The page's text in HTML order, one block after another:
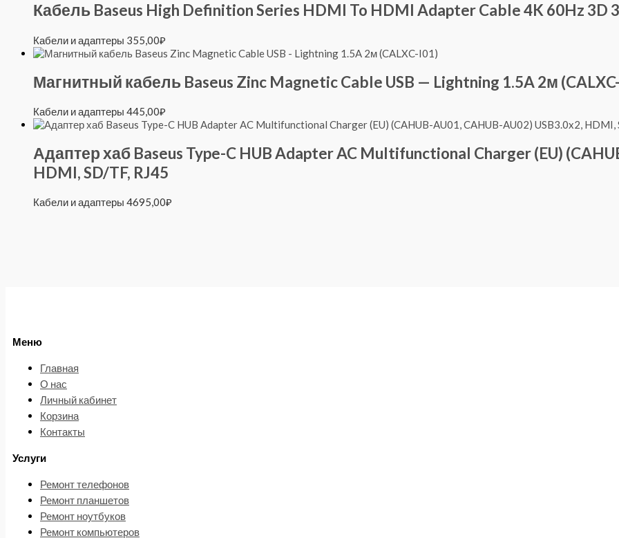
Кабель Baseus High Definition Series HDMI To HDMI Adapter Cable 4K 60Hz 3D
Кабели и адаптеры 355,00₽
Магнитный кабель Baseus Zinc Magnetic Cable USB — Lightning 1.5A 2м
Кабели и адаптеры 445,00₽
Адаптер хаб Baseus Type-C HUB Adapter AC Multifunctional Charger (EU)
HDMI, SD/TF, RJ45
Кабели и адаптеры 4695,00₽
Меню
Главная
О нас
Личный кабинет
Корзина
Контакты
Услуги
Ремонт телефонов
Ремонт планшетов
Ремонт ноутбуков
Ремонт компьютеров